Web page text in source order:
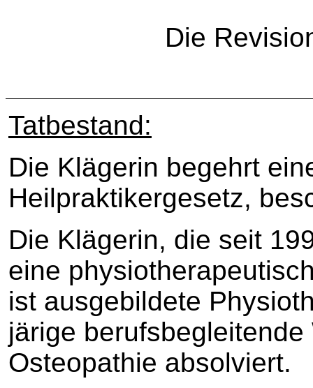
Die
Tatbestand:
Die Klägerin begehrt
Heilpraktikergesetz,
Die Klägerin, die seit
eine
ist ausgebildete
järige
Osteopathie absolviert.